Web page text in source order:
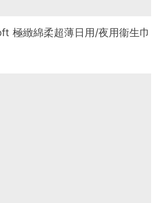
極緻綿柔超薄日用/夜用衞生巾